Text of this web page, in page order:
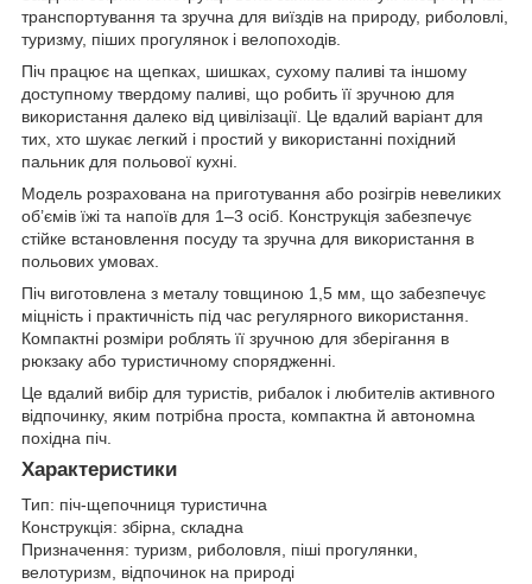
транспортування та зручна для виїздів на природу, риболовлі,
туризму, піших прогулянок і велопоходів.
Піч працює на щепках, шишках, сухому паливі та іншому
доступному твердому паливі, що робить її зручною для
використання далеко від цивілізації. Це вдалий варіант для
тих, хто шукає легкий і простий у використанні похідний
пальник для польової кухні.
Модель розрахована на приготування або розігрів невеликих
об’ємів їжі та напоїв для 1–3 осіб. Конструкція забезпечує
стійке встановлення посуду та зручна для використання в
польових умовах.
Піч виготовлена з металу товщиною 1,5 мм, що забезпечує
міцність і практичність під час регулярного використання.
Компактні розміри роблять її зручною для зберігання в
рюкзаку або туристичному спорядженні.
Це вдалий вибір для туристів, рибалок і любителів активного
відпочинку, яким потрібна проста, компактна й автономна
похідна піч.
Характеристики
Тип: піч-щепочниця туристична
Конструкція: збірна, складна
Призначення: туризм, риболовля, піші прогулянки,
велотуризм, відпочинок на природі